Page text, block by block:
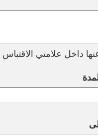
داخل علامتي